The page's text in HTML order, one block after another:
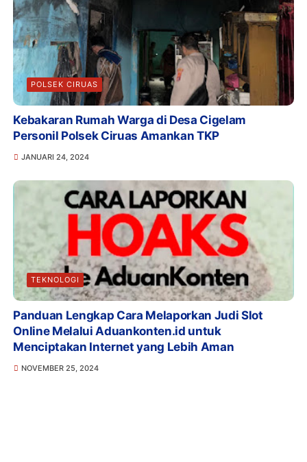
POLSEK CIRUAS
Kebakaran Rumah Warga di Desa Cigelam
Personil Polsek Ciruas Amankan TKP
JANUARI 24, 2024
TEKNOLOGI
Panduan Lengkap Cara Melaporkan Judi Slot
Online Melalui Aduankonten.id untuk
Menciptakan Internet yang Lebih Aman
NOVEMBER 25, 2024